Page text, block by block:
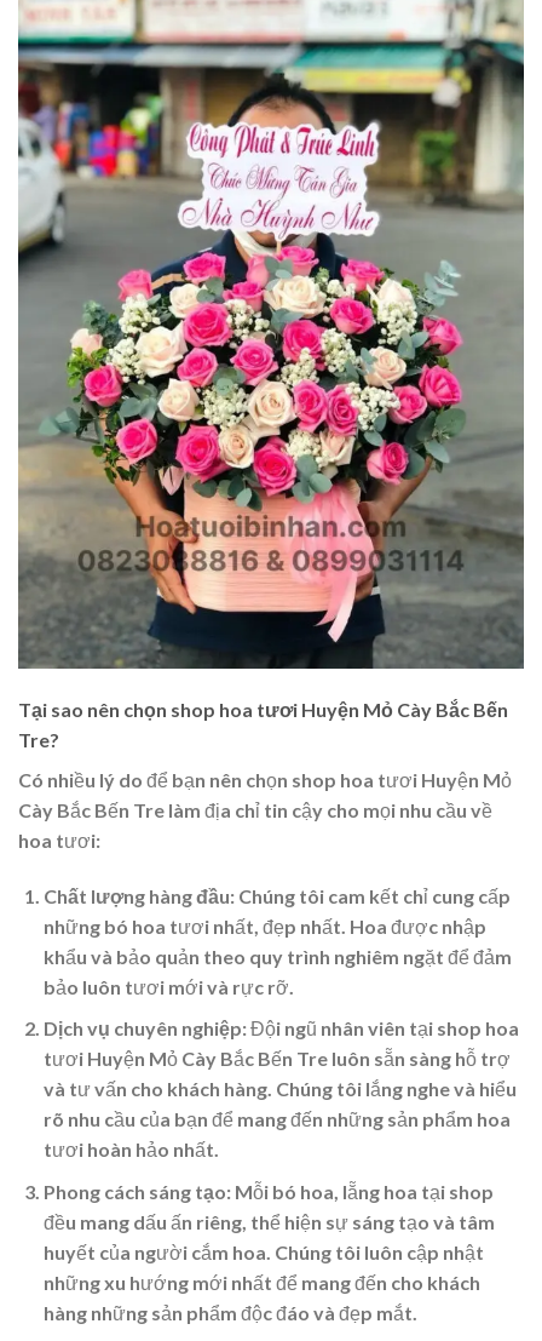
Tại sao nên chọn shop hoa tươi Huyện Mỏ Cày Bắc Bến
Tre?
Có nhiều lý do để bạn nên chọn shop hoa tươi Huyện Mỏ
Cày Bắc Bến Tre làm địa chỉ tin cậy cho mọi nhu cầu về
hoa tươi:
Chất lượng hàng đầu:Chúng tôi cam kết chỉ cung cấp
những bó hoa tươi nhất, đẹp nhất. Hoa được nhập
khẩu và bảo quản theo quy trình nghiêm ngặt để đảm
bảo luôn tươi mới và rực rỡ.
Dịch vụ chuyên nghiệp:Đội ngũ nhân viên tại shop hoa
tươi Huyện Mỏ Cày Bắc Bến Tre luôn sẵn sàng hỗ trợ
và tư vấn cho khách hàng. Chúng tôi lắng nghe và hiểu
rõ nhu cầu của bạn để mang đến những sản phẩm hoa
tươi hoàn hảo nhất.
Phong cách sáng tạo:Mỗi bó hoa, lẵng hoa tại shop
đều mang dấu ấn riêng, thể hiện sự sáng tạo và tâm
huyết của người cắm hoa. Chúng tôi luôn cập nhật
những xu hướng mới nhất để mang đến cho khách
hàng những sản phẩm độc đáo và đẹp mắt.